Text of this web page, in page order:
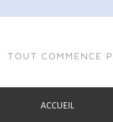
TOUT COMMENCE
ACCUEIL